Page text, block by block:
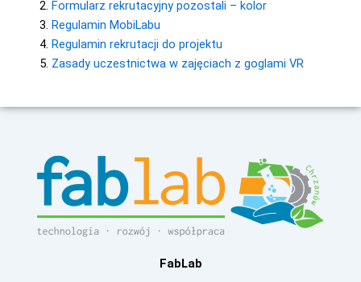
Formularz rekrutacyjny pozostali – kolor
Regulamin MobiLabu
Regulamin rekrutacji do projektu
Zasady uczestnictwa w zajęciach z goglami VR
FabLab